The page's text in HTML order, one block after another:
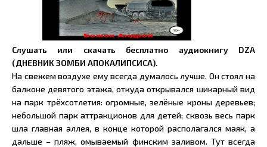
Слушать или скачать бесплатно аудиокнигу DZA
(ДНЕВНИК ЗОМБИ АПОКАЛИПСИСА).
На свежем воздухе ему всегда думалось лучше. Он стоял на
балконе девятого этажа, откуда открывался шикарный вид
на парк трёхсотлетия: огромные, зелёные кроны деревьев;
небольшой парк аттракционов для детей; сквозь весь парк
шла главная аллея, в конце которой располагался маяк, а
дальше – пляж, омываемый финским заливом. Тут всегда